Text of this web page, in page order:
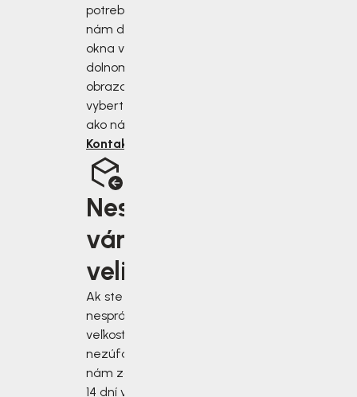
potrebujete. Napíšte
nám do chatového
okna v pravom
dolnom rohu
obrazovky alebo si
vyberte iný spôsob,
ako nás kontaktovať.
Kontaktujte nás
Nesedí
vám
velikost?
Ak ste si vybrali
nesprávnu
veľkosť,
nezúfajte! Stačí
nám zásielku do
14 dní vrátiť.